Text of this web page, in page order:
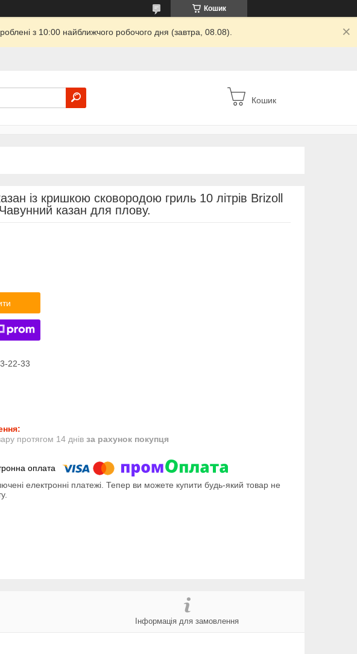
Кошик
з 10:00 найближчого робочого дня (завтра, 08.08).
Кошик
із кришкою сковородою гриль 10 літрів Brizoll
казан для плову.
22-33
протягом 14 днів за рахунок покупця
електронні платежі. Тепер ви можете купити будь-який товар не
Інформація для замовлення